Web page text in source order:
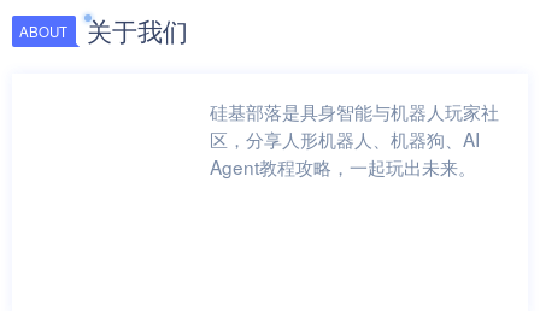
ABOUT 关于我们
硅基部落是具身智能与机器人玩家社
区，分享人形机器人、机器狗、AI
Agent教程攻略，一起玩出未来。